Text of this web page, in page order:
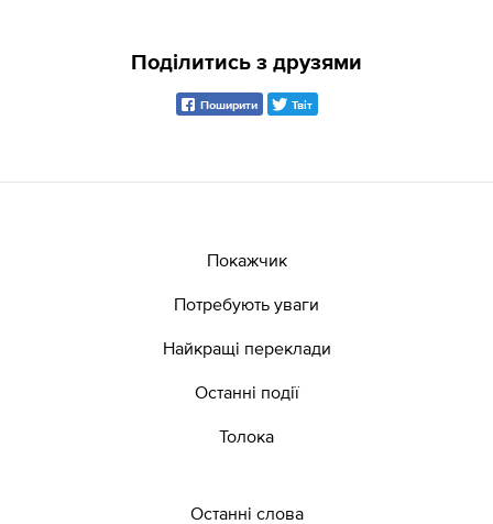
Поділитись з друзями
Поширити Твіт
Покажчик
Потребують уваги
Найкращі переклади
Останні події
Толока
Останні слова